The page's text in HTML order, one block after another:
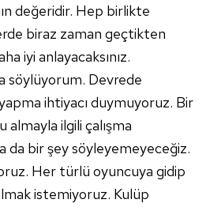
Korunması Kanunu uyarınca
Metnimizi okumak ve sitemizde
kullanılan çerezlerle ilgili bilgi
.
değeridir. Hep birlikte
biraz zaman geçtikten
iyi anlayacaksınız.
söylüyorum. Devrede
ihtiyacı duymuyoruz. Bir
ilgili çalışma
da bir şey söyleyemeyeceğiz.
Her türlü oyuncuya gidip
istemiyoruz. Kulüp